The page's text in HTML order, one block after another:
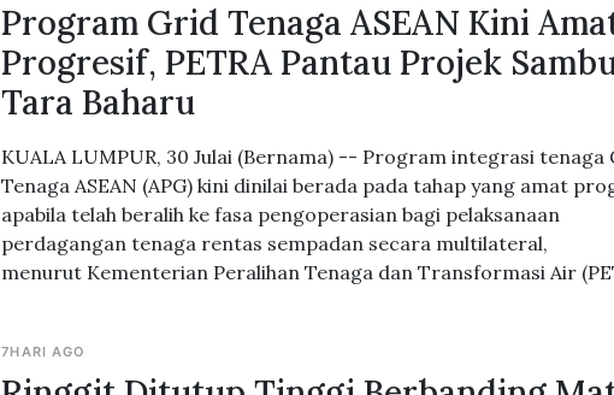
Program Grid Tenaga ASEAN Kini
Progresif, PETRA Pantau Projek
Tara Baharu
KUALA LUMPUR, 30 Julai (Bernama) -- Program integrasi tenaga
Tenaga ASEAN (APG) kini dinilai berada pada tahap yang amat
apabila telah beralih ke fasa pengoperasian bagi pelaksanaan
perdagangan tenaga rentas sempadan secara multilateral,
menurut Kementerian Peralihan Tenaga dan Transformasi Air
7HARI AGO